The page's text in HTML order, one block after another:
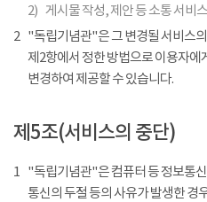
2) 게시물 작성, 제안 등 소통 서비스
2 "독립기념관"은 그 변경될 서비스
제2항에서 정한 방법으로 이용자에
변경하여 제공할 수 있습니다.
제5조(서비스의 중단)
1 "독립기념관"은 컴퓨터 등 정보통
통신의 두절 등의 사유가 발생한 경